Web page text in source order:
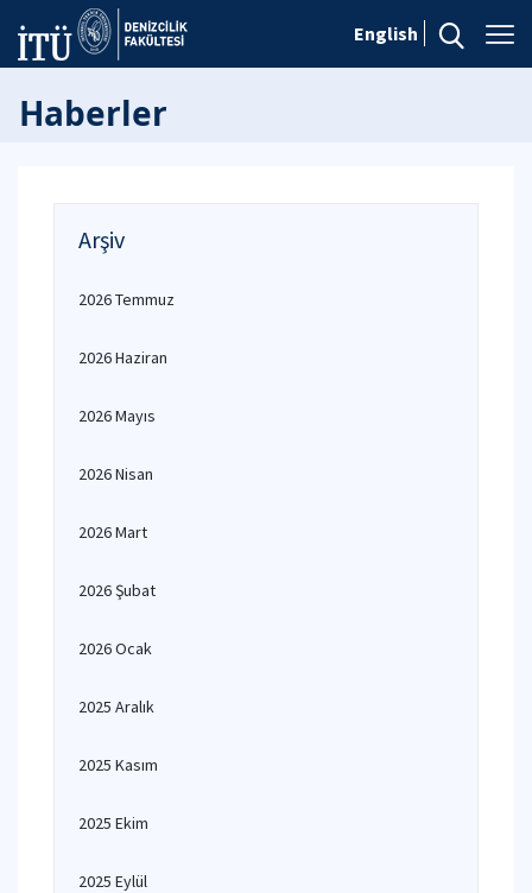
English
Haberler
Arşiv
2026 Temmuz
2026 Haziran
2026 Mayıs
2026 Nisan
2026 Mart
2026 Şubat
2026 Ocak
2025 Aralık
2025 Kasım
2025 Ekim
2025 Eylül